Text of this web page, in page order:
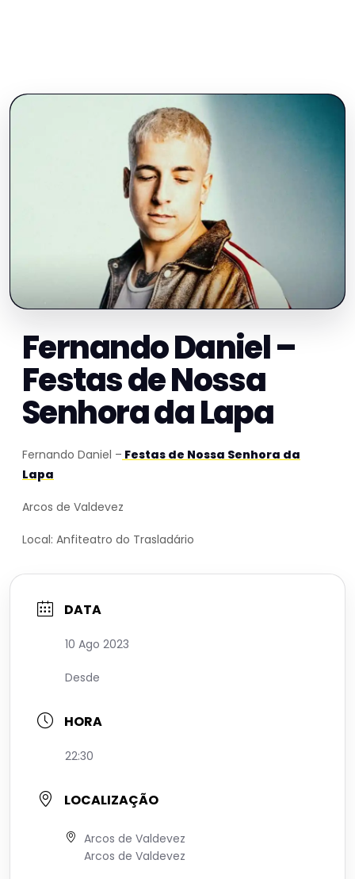
Fernando Daniel –
Festas de Nossa
Senhora da Lapa
Fernando Daniel – Festas de Nossa Senhora da
Lapa
Arcos de Valdevez
Local: Anfiteatro do Trasladário
DATA
10 Ago 2023
Desde
HORA
22:30
LOCALIZAÇÃO
Arcos de Valdevez
Arcos de Valdevez